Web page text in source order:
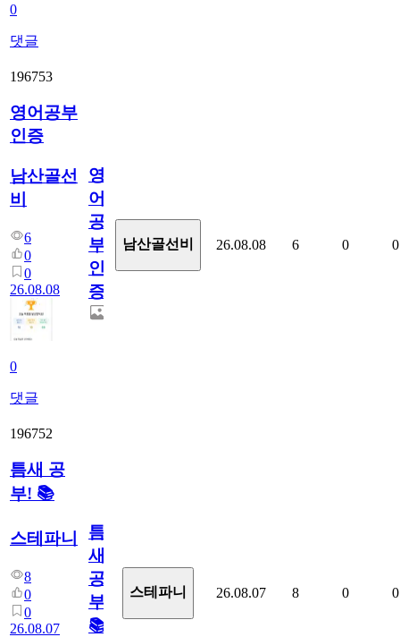
0
댓글
196753
영어공부
인증
남산골선
비
6
0
0
26.08.08
0
댓글
영
어
공
부
인
증
남산골선비 26.08.08 6 0 0
196752
틈새 공
부! 📚
스테파니
8
0
0
26.08.07
틈
새
공
부!
📚
스테파니 26.08.07 8 0 0